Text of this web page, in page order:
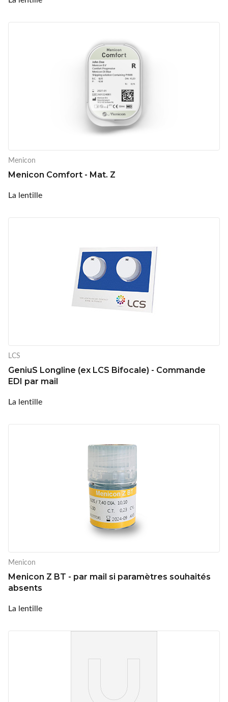
Menicon
Menicon Comfort - Mat. Z
La lentille
LCS
GeniuS Longline (ex LCS Bifocale) - Commande
EDI par mail
La lentille
Menicon
Menicon Z BT - par mail si paramètres souhaités
absents
La lentille